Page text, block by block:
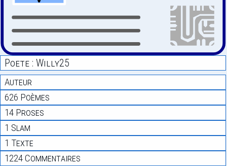
Poete : Willy25
Auteur
626 Poèmes
14 Proses
1 Slam
1 Texte
1224 Commentaires